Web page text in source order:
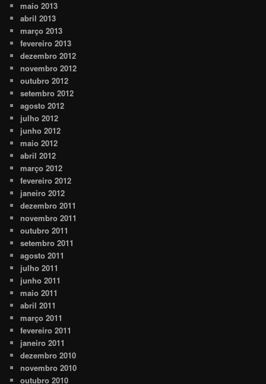
maio 2013
abril 2013
março 2013
fevereiro 2013
dezembro 2012
novembro 2012
outubro 2012
setembro 2012
agosto 2012
julho 2012
junho 2012
maio 2012
abril 2012
março 2012
fevereiro 2012
janeiro 2012
dezembro 2011
novembro 2011
outubro 2011
setembro 2011
agosto 2011
julho 2011
junho 2011
maio 2011
abril 2011
março 2011
fevereiro 2011
janeiro 2011
dezembro 2010
novembro 2010
outubro 2010